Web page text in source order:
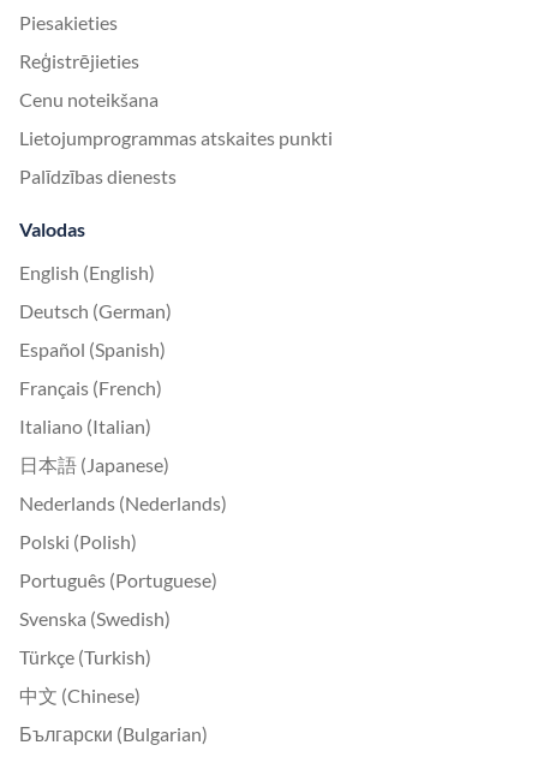
Piesakieties
Reģistrējieties
Cenu noteikšana
Lietojumprogrammas atskaites punkti
Palīdzības dienests
Valodas
English (English)
Deutsch (German)
Español (Spanish)
Français (French)
Italiano (Italian)
日本語 (Japanese)
Nederlands (Nederlands)
Polski (Polish)
Português (Portuguese)
Svenska (Swedish)
Türkçe (Turkish)
中文 (Chinese)
Български (Bulgarian)